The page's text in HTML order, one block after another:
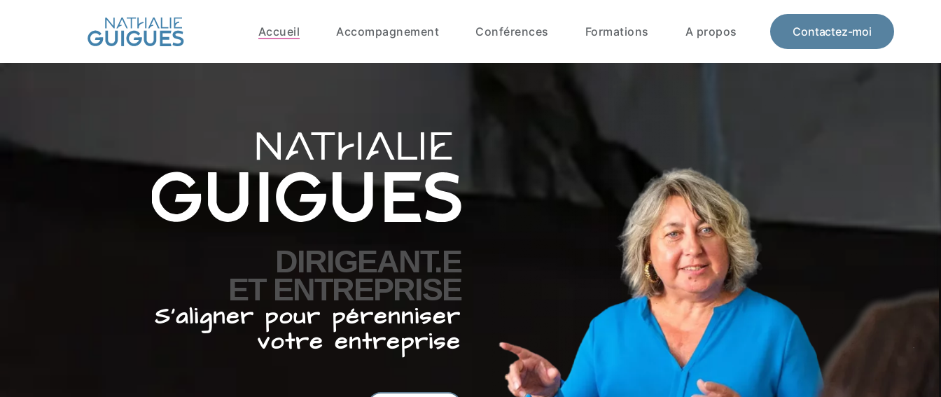
Accueil Accompagnement Conférences Formations A propos Contactez-moi
DIRIGEANT.E
ET ENTREPRISE
S’aligner pour pérenniser
votre entreprise